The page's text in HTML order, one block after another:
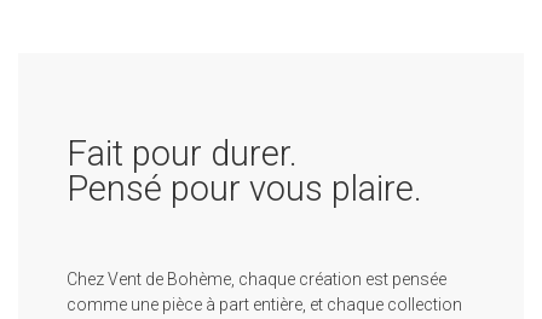
Fait pour durer.
Pensé pour vous plaire.
Chez Vent de Bohème, chaque création est pensée
comme une pièce à part entière, et chaque collection